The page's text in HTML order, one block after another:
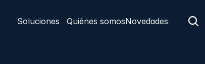
Soluciones Quiénes somosNovedades